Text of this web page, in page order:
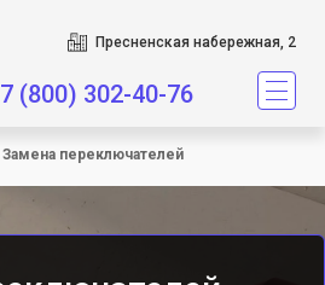
Пресненская набережная, 2
(800) 302-40-76
Замена переключателей